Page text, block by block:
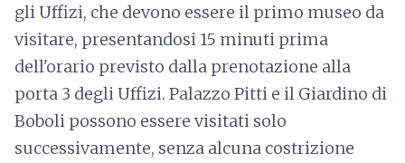
gli Uffizi, che devono essere il primo museo da
visitare, presentandosi 15 minuti prima
dell'orario previsto dalla prenotazione alla
porta 3 degli Uffizi. Palazzo Pitti e il Giardino di
Boboli possono essere visitati solo
successivamente, senza alcuna costrizione